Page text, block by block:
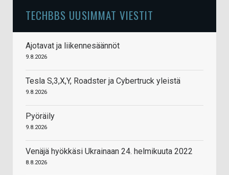
TECHBBS UUSIMMAT VIESTIT
Ajotavat ja liikennesäännöt
9.8.2026
Tesla S,3,X,Y, Roadster ja Cybertruck yleistä
9.8.2026
Pyöräily
9.8.2026
Venäjä hyökkäsi Ukrainaan 24. helmikuuta 2022
8.8.2026